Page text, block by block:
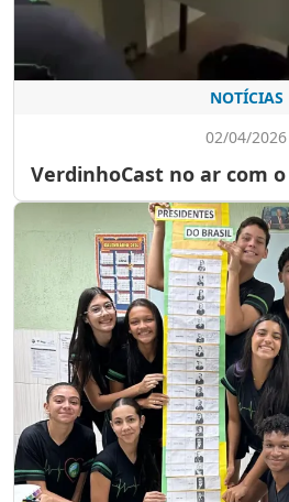
NOTÍCIAS
02/04/2026
VerdinhoCast no ar com